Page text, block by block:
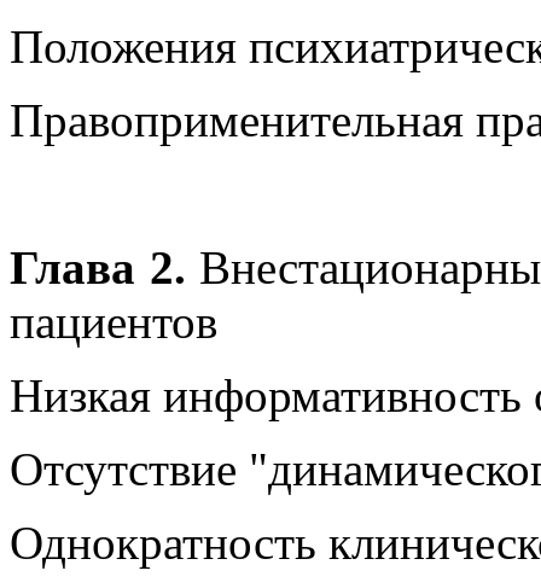
Положения
Правоприменительная
Глава 2.
пациентов
Низкая информативность
Отсутствие
Однократность